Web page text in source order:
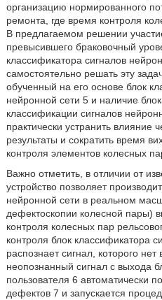
организацию нормированного
ремонта, где время контроля
В предлагаемом решении
превысившего браковочный
классификатора сигналов
самостоятельно решать эту
обученный на его основе блок
нейронной сети 5 и наличие
классификации сигналов
практически устранить влияние
результаты и сократить время
контроля элементов колесных
Важно отметить, в отличии от
устройство позволяет
нейронной сети в реальном
дефектоскопии колесной пары)
контроля колесных пар
контроля блок классификатора
распознает сигнал, которого
неопознанный сигнал с выхода
пользователя 6 автоматически
дефектов 7 и запускается